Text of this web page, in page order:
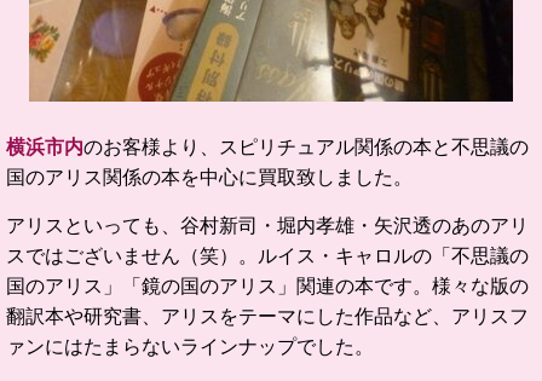
横浜市内のお客様より、スピリチュアル関係の本と不思議の
国のアリス関係の本を中心に買取致しました。
アリスといっても、谷村新司・堀内孝雄・矢沢透のあのアリ
スではございません（笑）。ルイス・キャロルの「不思議の
国のアリス」「鏡の国のアリス」関連の本です。様々な版の
翻訳本や研究書、アリスをテーマにした作品など、アリスフ
ァンにはたまらないラインナップでした。